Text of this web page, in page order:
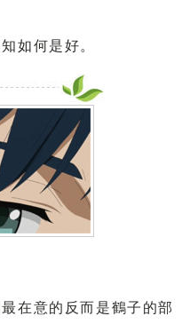
如何是好。
在意的反而是鶴子的部